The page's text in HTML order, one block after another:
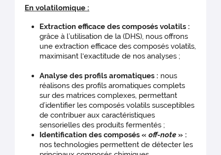
En volatilomique :
Extraction efficace des composés volatils :
grâce à l’utilisation de la(DHS), nous offrons
une extraction efficace des composés volatils,
maximisant l‘exactitude de nos analyses ;
Analyse des profils aromatiques : nous
réalisons des profils aromatiques complets
sur des matrices complexes, permettant
d’identifier les composés volatils susceptibles
de contribuer aux caractéristiques
sensorielles des produits fermentés ;
Identification des composés «off-note » :
nos technologies permettent de détecter les